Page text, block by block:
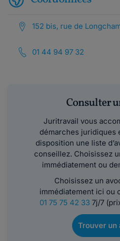
152 bis, rue de
01 44 94 97 32
Consulter
Juritravail vous
démarches juridiques
disposition une liste
conseillez. Choisissez
immédiatement ou
Choisissez un
immédiatement ici ou
01 75 75 42 337j/7
Trouver un